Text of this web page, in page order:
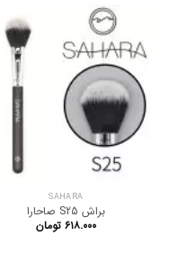
SAHARA
براش S25 صاحارا
۶۱۸.۰۰۰ تومان